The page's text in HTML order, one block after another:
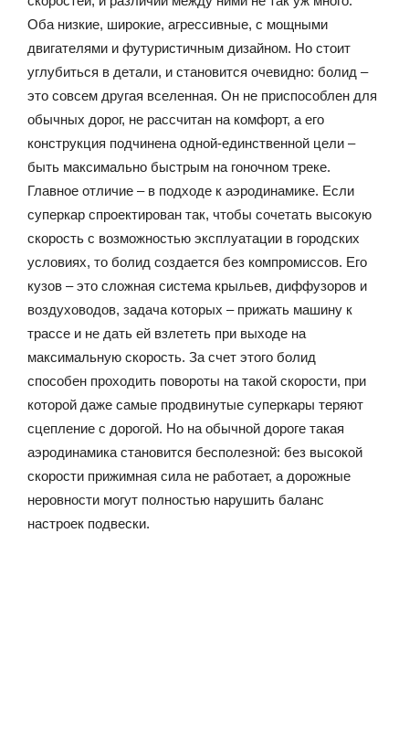
Оба низкие, широкие, агрессивные, с мощными
двигателями и футуристичным дизайном. Но стоит
углубиться в детали, и становится очевидно: болид –
это совсем другая вселенная. Он не приспособлен для
обычных дорог, не рассчитан на комфорт, а его
конструкция подчинена одной-единственной цели –
быть максимально быстрым на гоночном треке.
Главное отличие – в подходе к аэродинамике. Если
суперкар спроектирован так, чтобы сочетать высокую
скорость с возможностью эксплуатации в городских
условиях, то болид создается без компромиссов. Его
кузов – это сложная система крыльев, диффузоров и
воздуховодов, задача которых – прижать машину к
трассе и не дать ей взлететь при выходе на
максимальную скорость. За счет этого болид
способен проходить повороты на такой скорости, при
которой даже самые продвинутые суперкары теряют
сцепление с дорогой. Но на обычной дороге такая
аэродинамика становится бесполезной: без высокой
скорости прижимная сила не работает, а дорожные
неровности могут полностью нарушить баланс
настроек подвески.